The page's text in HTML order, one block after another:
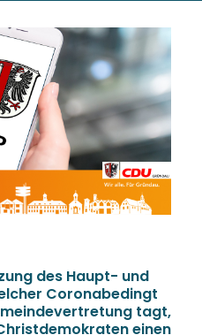
des Haupt- und
Coronabedingt
tagt,
einen